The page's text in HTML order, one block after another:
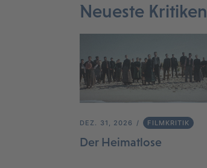
Neueste Kritiken
DEZ. 31, 2026 FILMKRITIK
Der Heimatlose